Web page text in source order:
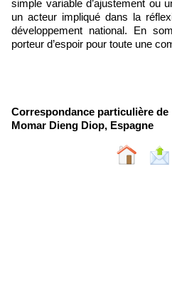
simple variable d’ajustement ou
un acteur impliqué dans la
développement national. En
porteur d’espoir pour toute une
Correspondance particulière de
Momar Dieng Diop, Espagne